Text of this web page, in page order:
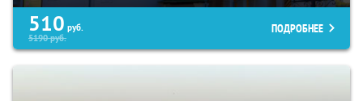
510 руб.
5190руб.
ПОДРОБНЕЕ